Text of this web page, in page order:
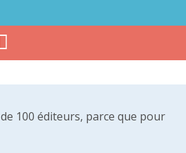
100 éditeurs, parce que pour